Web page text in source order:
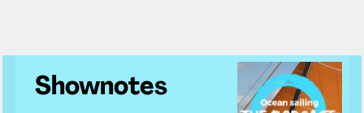
Shownotes